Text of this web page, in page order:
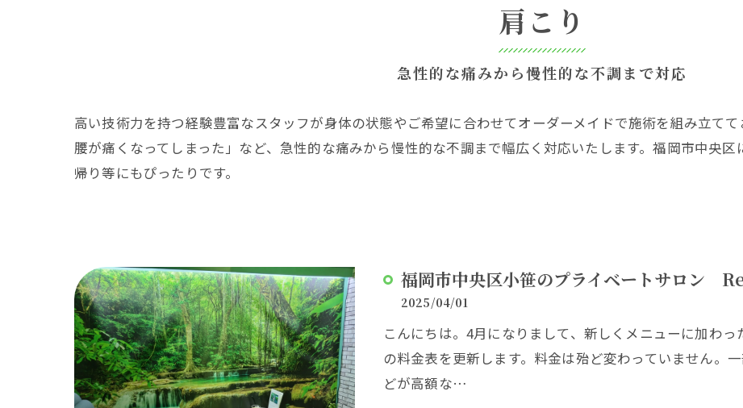
肩こり
急性的な痛みから慢性的な不調まで対応
高い技術力を持つ経験豊富なスタッフが身体の状態やご希望に合わせてオーダーメイドで施術を組み立て
腰が痛くなってしまった」など、急性的な痛みから慢性的な不調まで幅広く対応いたします。福岡市中央
帰り等にもぴったりです。
福岡市中央区小笹のプライベートサロン
2025/04/01
こんにちは。4月になりまして、新しくメニューに加わ
の料金表を更新します。料金は殆ど変わっていません。
どが高額な…